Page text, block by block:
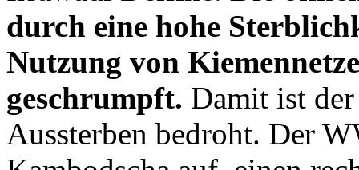
durch eine hohe
Nutzung von
geschrumpft. Damit ist
Aussterben bedroht. Der